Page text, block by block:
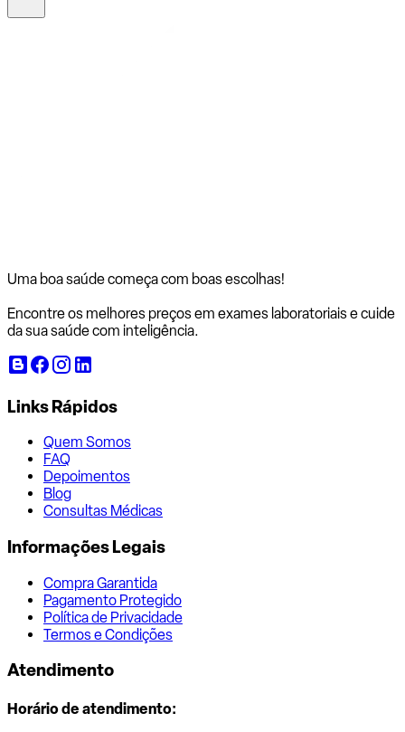
Uma boa saúde começa com boas escolhas!
Encontre os melhores preços em exames laboratoriais e cuide
da sua saúde com inteligência.
Links Rápidos
Quem Somos
FAQ
Depoimentos
Blog
Consultas Médicas
Informações Legais
Compra Garantida
Pagamento Protegido
Política de Privacidade
Termos e Condições
Atendimento
Horário de atendimento: